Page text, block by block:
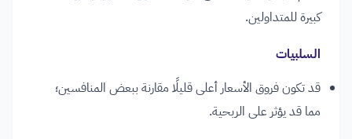
كبيرة للمتداولين.
السلبيات
قد تكون فروق الأسعار أعلى قليلًا مقارنة ببعض المنافسين؛
مما قد يؤثر على الربحية.